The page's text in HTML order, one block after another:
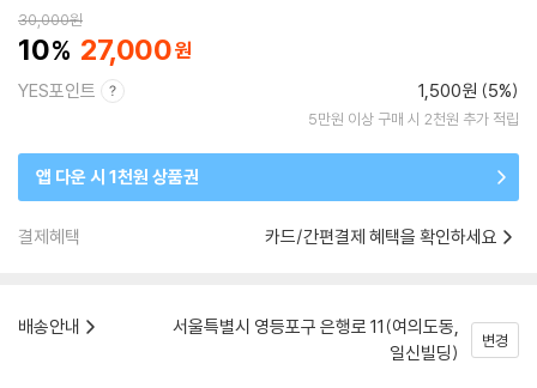
30,000원
10 27,000
YES포인트 1,500원 (5%)
5만원 이상 구매 시 2천원 추가 적립
앱 다운 시 1천원 상품권
결제혜택 카드/간편결제 혜택을 확인하세요
배송안내
서울특별시 영등포구 은행로 11(여의도동,
일신빌딩)
변경